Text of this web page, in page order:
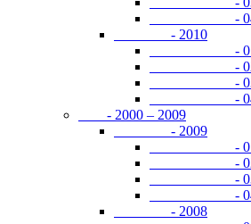
- 04-
- 2010
- 01-
- 02-
- 03-
- 04-
- 2000 – 2009
- 2009
- 01-
- 02-
- 03-
- 04-
- 2008